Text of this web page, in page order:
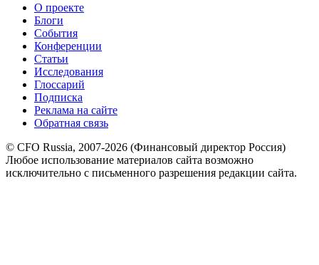
О проекте
Блоги
События
Конференции
Статьи
Исследования
Глоссарий
Подписка
Реклама на сайте
Обратная связь
© CFO Russia, 2007-2026 (Финансовый директор Россия)
Любое использование материалов сайта возможно
исключительно с письменного разрешения редакции сайта.